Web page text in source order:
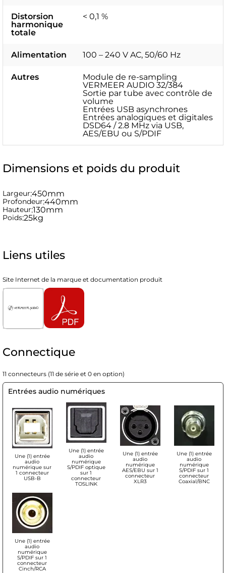
Distorsion
harmonique
totale
< 0,1 %
Alimentation 100 – 240 V AC, 50/60 Hz
Autres
Module de re-sampling
VERMEER AUDIO 32/384
Sortie par tube avec contrôle de
volume
Entrées USB asynchrones
Entrées analogiques et digitales
DSD64 / 2.8 MHz via USB,
AES/EBU ou S/PDIF
Dimensions et poids du produit
Largeur:450mm
Profondeur:440mm
Hauteur:130mm
Poids:25kg
Liens utiles
Site Internet de la marque et documentation produit
Connectique
11 connecteurs (11 de série et 0 en option)
Entrées audio numériques
Une (1) entrée
audio
numérique sur
1 connecteur
USB-B
Une (1) entrée
audio
numérique
S/PDIF optique
sur 1
connecteur
TOSLINK
Une (1) entrée
audio
numérique
AES/EBU sur 1
connecteur
XLR3
Une (1) entrée
audio
numérique
S/PDIF sur 1
connecteur
Coaxial/BNC
Une (1) entrée
audio
numérique
S/PDIF sur 1
connecteur
Cinch/RCA